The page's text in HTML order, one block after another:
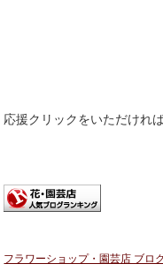
応援クリックをいただけれ
フラワーショップ・園芸店 ブロ